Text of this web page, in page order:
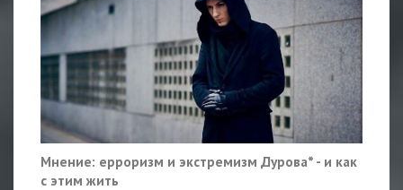
Мнение: ерроризм и экстремизм Дурова* - и как
с этим жить